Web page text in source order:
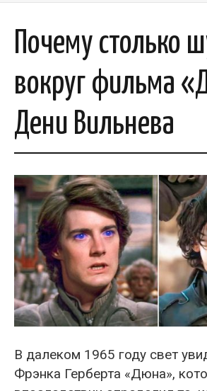
Почему столько
вокруг фильма
Дени Вильнева
В далеком 1965 году свет
Фрэнка Герберта «Дюна»,